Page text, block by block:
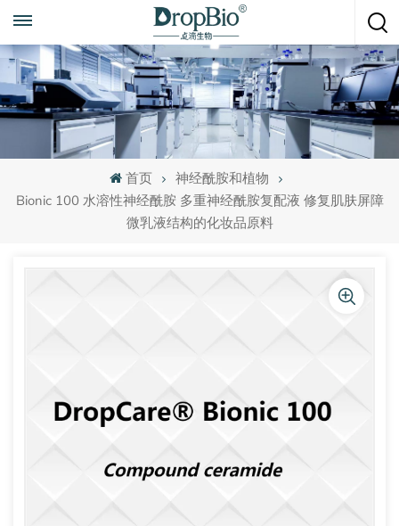
+86 15951008670
首页
神经酰胺和植物
Bionic 100 水溶性神经酰胺 多重神经酰胺复配液 修复肌肤屏障
微乳液结构的化妆品原料